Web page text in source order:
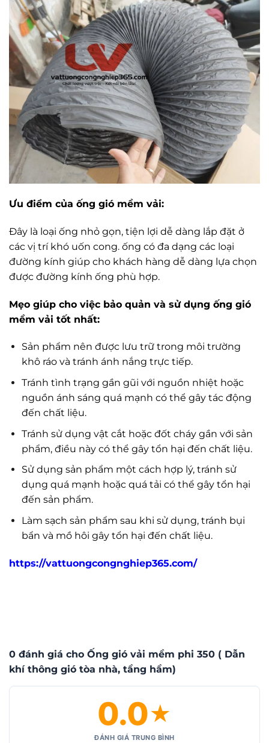
Ưu điểm của ống gió mềm vải:
Đây là loại ống nhỏ gọn, tiện lợi dễ dàng lắp đặt ở
các vị trí khó uốn cong. ống có đa dạng các loại
đường kính giúp cho khách hàng dễ dàng lựa chọn
được đường kính ống phù hợp.
Mẹo giúp cho việc bảo quản và sử dụng ống gió
mềm vải tốt nhất:
Sản phẩm nên được lưu trữ trong môi trường
khô ráo và tránh ánh nắng trực tiếp.
Tránh tình trạng gần gũi với nguồn nhiệt hoặc
nguồn ánh sáng quá mạnh có thể gây tác động
đến chất liệu.
Tránh sử dụng vật cắt hoặc đốt cháy gần với sản
phẩm, điều này có thể gây tổn hại đến chất liệu.
Sử dụng sản phẩm một cách hợp lý, tránh sử
dụng quá mạnh hoặc quá tải có thể gây tổn hại
đến sản phẩm.
Làm sạch sản phẩm sau khi sử dụng, tránh bụi
bẩn và mồ hôi gây tổn hại đến chất liệu.
https://vattuongcongnghiep365.com/
0 đánh giá cho Ống gió vải mềm phi 350 ( Dẫn
khí thông gió tòa nhà, tầng hầm)
0.0★
ĐÁNH GIÁ TRUNG BÌNH